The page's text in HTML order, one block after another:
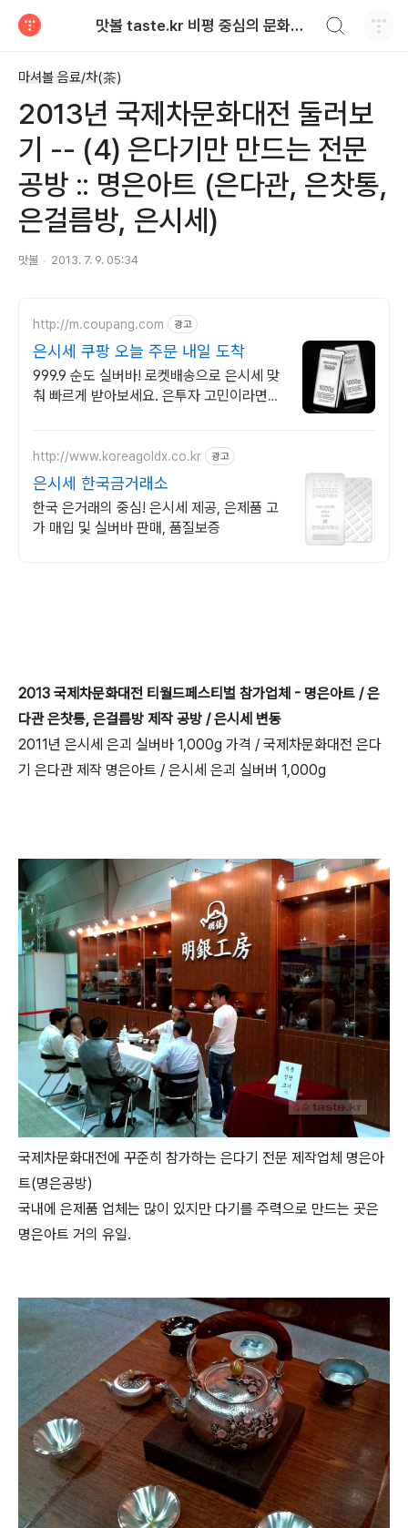
맛볼 taste.kr 비평 중심의 문화적 기호 · 맛 · 향기 리뷰
마셔볼 음료/차(茶)
2013년 국제차문화대전 둘러보
기 -- (4) 은다기만 만드는 전문
공방 :: 명은아트 (은다관, 은찻통,
은걸름방, 은시세)
맛볼 2013. 7. 9. 05:34
http://m.coupang.com 광고
은시세 쿠팡 오늘 주문 내일 도착
999.9 순도 실버바! 로켓배송으로 은시세 맞
춰 빠르게 받아보세요. 은투자 고민이라면?
http://www.koreagoldx.co.kr 광고
은시세 한국금거래소
한국 은거래의 중심! 은시세 제공, 은제품 고
가 매입 및 실버바 판매, 품질보증
2013 국제차문화대전 티월드페스티벌 참가업체 - 명은아트 / 은
다관 은찻통, 은걸름방 제작 공방 / 은시세 변동
2011년 은시세 은괴 실버바 1,000g 가격 / 국제차문화대전 은다
기 은다관 제작 명은아트 / 은시세 은괴 실버버 1,000g
국제차문화대전에 꾸준히 참가하는 은다기 전문 제작업체 명은아
트(명은공방)
국내에 은제품 업체는 많이 있지만 다기를 주력으로 만드는 곳은
명은아트 거의 유일.